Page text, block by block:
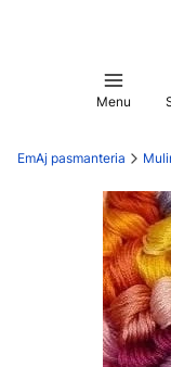
Menu
EmAj pasmanteria